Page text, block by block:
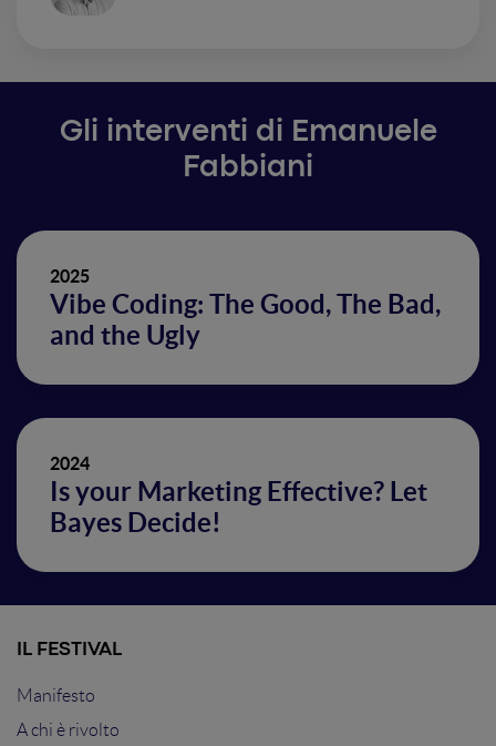
Gli interventi di Emanuele
Fabbiani
2025
Vibe Coding: The Good, The Bad,
and the Ugly
2024
Is your Marketing Effective? Let
Bayes Decide!
IL FESTIVAL
Manifesto
A chi è rivolto